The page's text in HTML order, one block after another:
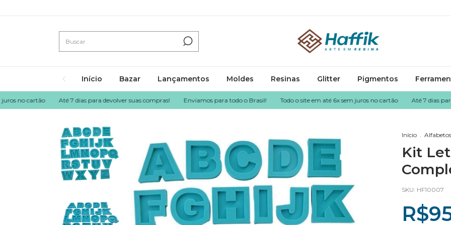
Início Bazar Lançamentos Moldes Resinas Glitter Pigmentos
cartão Até 7 dias para devolver suas compras! Enviamos para todo o Brasil! Todo o site em até 6x sem juros no cartão Até 7 dias para
Início . Alfabetos
Kit
SKU: HF10007